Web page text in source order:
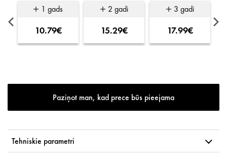
1 gads
10.79€
2 gadi
15.29€
3 gadi
17.99€
Paziņot man, kad prece būs pieejama
Tehniskie parametri